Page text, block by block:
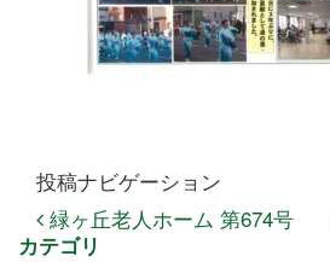
投稿ナビゲーション
緑ヶ丘老人ホーム 第674号
カテゴリ